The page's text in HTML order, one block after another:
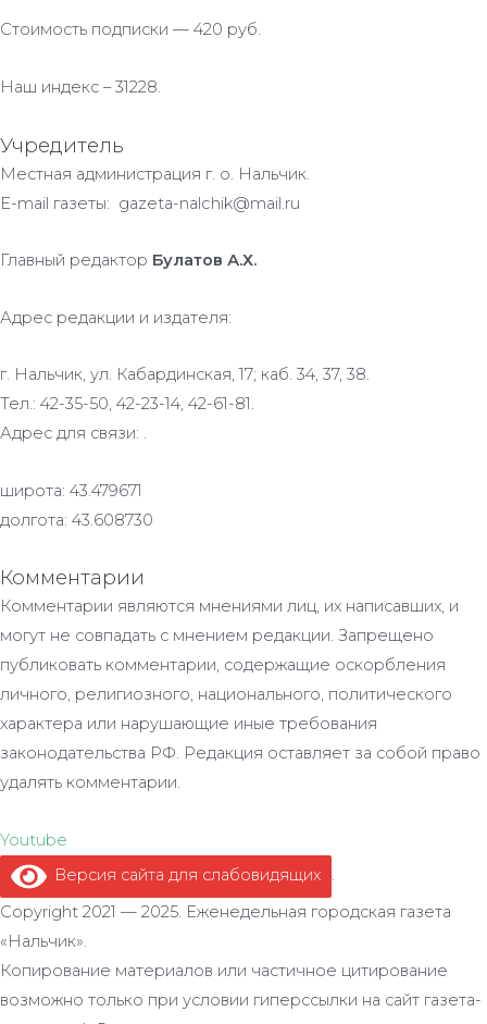
Стоимость подписки — 420 руб.
Наш индекс – 31228.
Учредитель
Местная администрация г. о. Нальчик.
E-mail газеты: gazeta-nalchik@mail.ru
Главный редактор Булатов А.Х.
Адрес редакции и издателя:
г. Нальчик, ул. Кабардинская, 17; каб. 34, 37, 38.
Тел.: 42-35-50, 42-23-14, 42-61-81.
Адрес для связи: .
широта: 43.479671
долгота: 43.608730
Комментарии
Комментарии являются мнениями лиц, их написавших, и
могут не совпадать с мнением редакции. Запрещено
публиковать комментарии, содержащие оскорбления
личного, религиозного, национального, политического
характера или нарушающие иные требования
законодательства РФ. Редакция оставляет за собой право
удалять комментарии.
Youtube
Версия сайта для слабовидящих
.
Copyright 2021 — 2025. Еженедельная городская газета
«Нальчик».
Копирование материалов или частичное цитирование
возможно только при условии гиперссылки на сайт газета-